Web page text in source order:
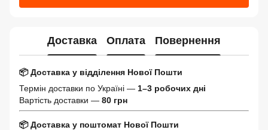
Доставка Оплата Повернення
📦 Доставка у відділення Нової Пошти
Термін доставки по Україні — 1–3 робочих дні
Вартість доставки — 80 грн
📦 Доставка у поштомат Нової Пошти